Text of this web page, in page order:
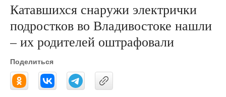
Катавшихся снаружи электрички
подростков во Владивостоке нашли
– их родителей оштрафовали
Поделиться